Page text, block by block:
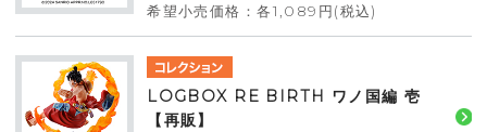
希望小売価格：各1,089円(税込)
LOGBOX RE BIRTH ワノ国編 壱
【再販】